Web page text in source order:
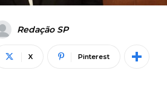
Redação SP
X Pinterest